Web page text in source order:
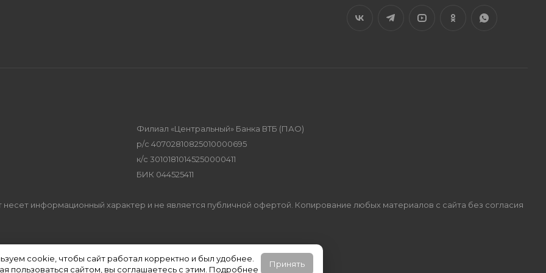
cookie, чтобы сайт работал корректно и был удобнее.
пользоваться сайтом, вы соглашаетесь с этим. Подробнее
Принять
Филиал «Центральный» Банка ВТБ (ПАО)
р/с 40702810825010000695
к/с 30101810145250000411
БИК 044525411
информационный характер и не является публичной офертой. Копирование любых материалов с сайта без согласия